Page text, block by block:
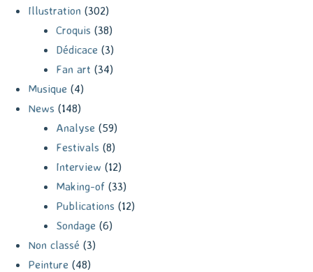
Illustration (302)
Croquis (38)
Dédicace (3)
Fan art (34)
Musique (4)
News (148)
Analyse (59)
Festivals (8)
Interview (12)
Making-of (33)
Publications (12)
Sondage (6)
Non classé (3)
Peinture (48)